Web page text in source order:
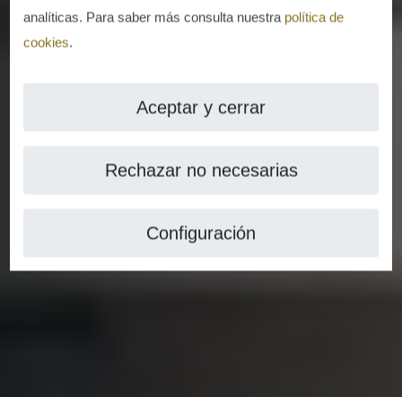
analíticas. Para saber más consulta nuestra política de
cookies.
Aceptar y cerrar
Rechazar no necesarias
Configuración